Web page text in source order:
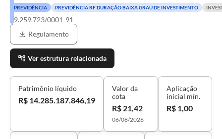
PREVIDÊNCIA PREVIDÊNCIA RF DURAÇÃO BAIXA GRAU DE INVESTIMENTO
29.259.723/0001-91
Regulamento
Ver estrutura relacionada
Patrimônio líquido
R$ 14.285.187.846,19
Valor da
cota
R$ 21,42
06/08/2026
Aplicação
inicial mín.
R$ 1,00